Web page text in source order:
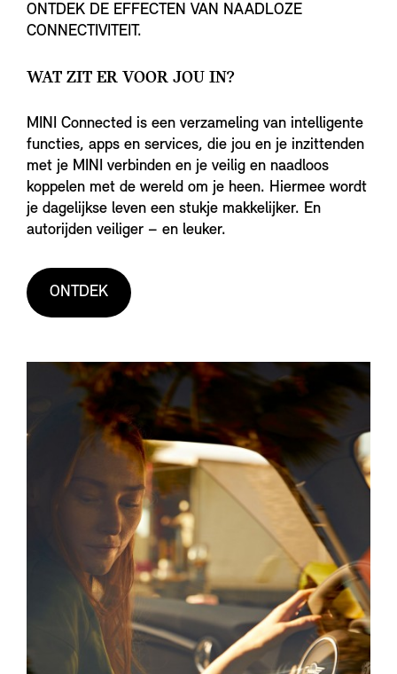
ONTDEK DE EFFECTEN VAN NAADLOZE
CONNECTIVITEIT.
WAT ZIT ER VOOR JOU IN?
MINI Connected is een verzameling van intelligente
functies, apps en services, die jou en je inzittenden
met je MINI verbinden en je veilig en naadloos
koppelen met de wereld om je heen. Hiermee wordt
je dagelijkse leven een stukje makkelijker. En
autorijden veiliger – en leuker.
ONTDEK